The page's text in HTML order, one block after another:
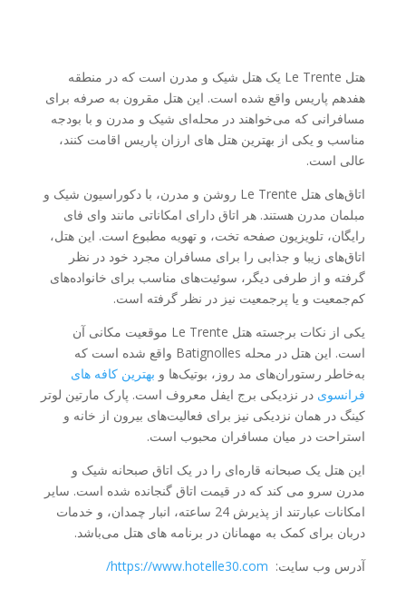
هتل Le Trente یک هتل شیک و مدرن است که در منطقه
هفدهم پاریس واقع شده است. این هتل مقرون به صرفه برای
مسافرانی که می‌خواهند در محله‌ای شیک و مدرن و با بودجه
مناسب و یکی از بهترین هتل های ارزان پاریس اقامت کنند،
عالی است.
اتاق‌های هتل Le Trente روشن و مدرن، با دکوراسیون شیک و
مبلمان مدرن هستند. هر اتاق دارای امکاناتی مانند وای فای
رایگان، تلویزیون صفحه تخت، و تهویه مطبوع است. این هتل،
اتاق‌های زیبا و جذابی را برای مسافران مجرد خود در نظر
گرفته و از طرفی دیگر، سوئیت‌های مناسب برای خانواده‌های
کم‌جمعیت و یا پرجمعیت نیز در نظر گرفته است.
یکی از نکات برجسته هتل Le Trente موقعیت مکانی آن
است. این هتل در محله Batignolles واقع شده است که
به‌خاطر رستوران‌های مد روز، بوتیک‌ها و بهترین کافه های
فرانسوی در نزدیکی برج ایفل معروف است. پارک مارتین لوتر
کینگ در همان نزدیکی نیز برای فعالیت‌های بیرون از خانه و
استراحت در میان مسافران محبوب است.
این هتل یک صبحانه قاره‌ای را در یک اتاق صبحانه شیک و
مدرن سرو می کند که در قیمت اتاق گنجانده شده است. سایر
امکانات عبارتند از پذیرش 24 ساعته، انبار چمدان، و خدمات
دربان برای کمک به مهمانان در برنامه های هتل می‌باشد.
آدرس وب سایت: https://www.hotelle30.com/